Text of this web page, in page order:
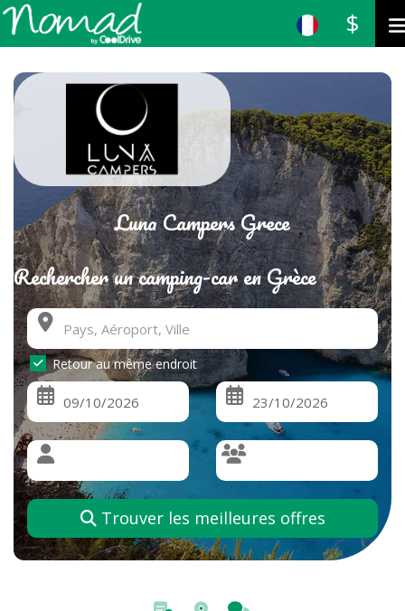
$
Luna Campers Grece
Rechercher un camping-car en Grèce
Retour au même endroit
Trouver les meilleures offres